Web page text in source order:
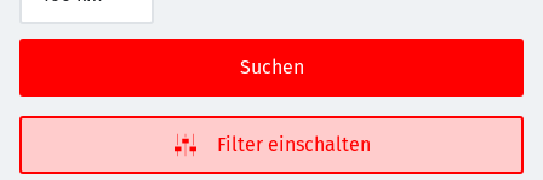
Suchen
Filter einschalten